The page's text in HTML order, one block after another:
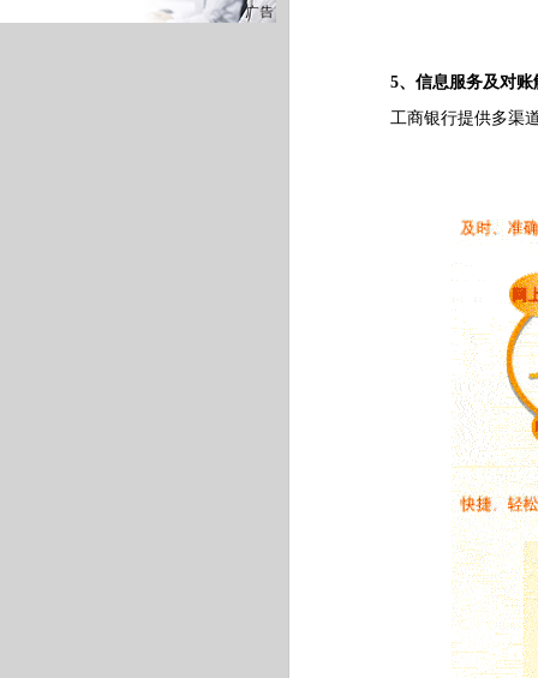
5、信息服务及对账
工商银行提供多渠道